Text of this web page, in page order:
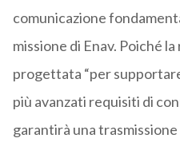
comunicazione
missione di Enav. Poiché
progettata “per
più avanzati requisiti di
garantirà una trasmissione